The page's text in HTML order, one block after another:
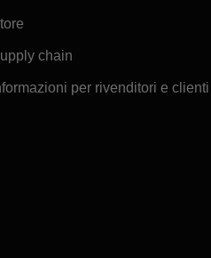
chain
per rivenditori e clienti